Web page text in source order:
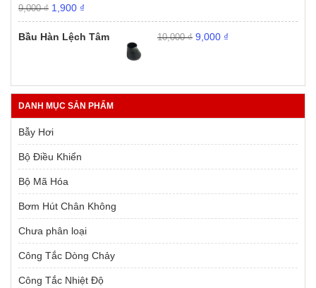
9,000₫ Giá
gốc
9,000 ₫.
1,900 ₫
hiện
tại
Bầu Hàn Lệch Tâm 10,000₫
gốc
9,000 ₫
DANH MỤC SẢN PHẨM
Bẫy Hơi
Bộ Điều Khiển
Bộ Mã Hóa
Bơm Hút Chân Không
Chưa phân loại
Công Tắc Dòng Chảy
Công Tắc Nhiệt Độ